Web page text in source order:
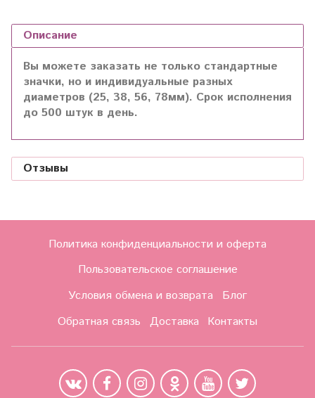
Описание
Вы можете заказать не только стандартные
значки, но и индивидуальные разных
диаметров (25, 38, 56, 78мм). Срок исполнения
до 500 штук в день.
Отзывы
Политика конфиденциальности и оферта
Пользовательское соглашение
Условия обмена и возврата
Блог
Обратная связь
Доставка Контакты